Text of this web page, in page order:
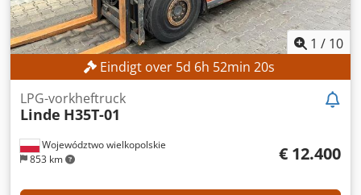
1 / 10
Eindigt over 5d 6h 52min 18s
Województwo wielkopolskie
853 km
LPG-vorkheftruck
Linde H35T-01
€ 12.400